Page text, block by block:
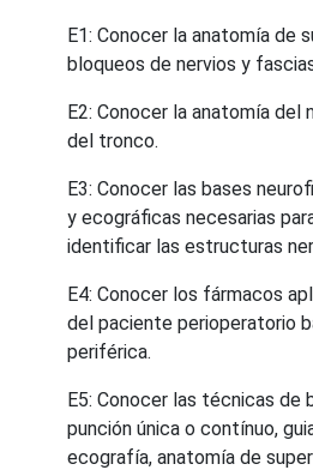
E1: Conocer la anatomía de
bloqueos de nervios y
E2: Conocer la anatomía del
del tronco.
E3: Conocer las bases
y ecográficas necesarias
identificar las estructuras
E4: Conocer los fármacos
del paciente perioperatorio
periférica.
E5: Conocer las técnicas de
punción única o contínuo,
ecografía, anatomía de